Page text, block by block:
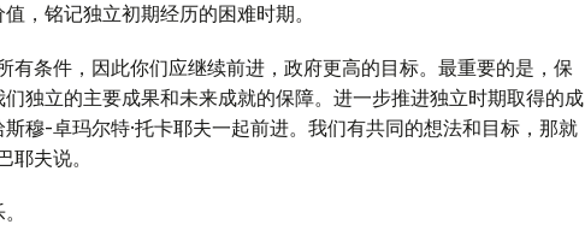
，铭记独立初期经历的困难时期。
有条件，因此你们应继续前进，政府更高的目标。最重要的是，保
独立的主要成果和未来成就的保障。进一步推进独立时期取得的成
穆-卓玛尔特·托卡耶夫一起前进。我们有共同的想法和目标，那就
夫说。